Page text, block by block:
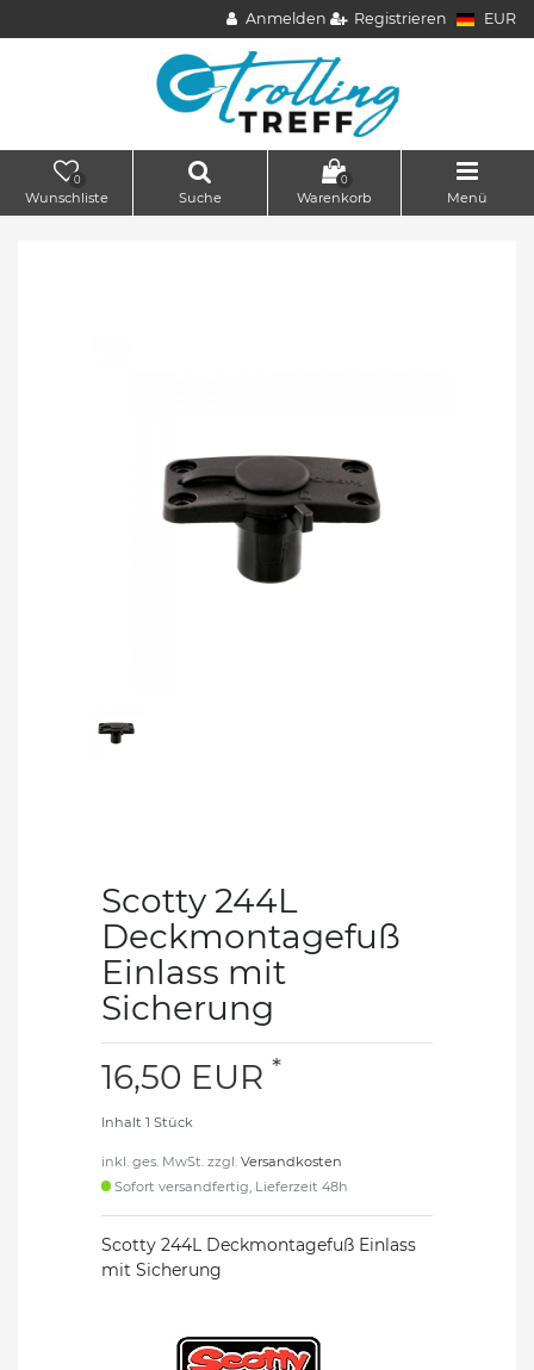
Anmelden Registrieren EUR
0
Wunschliste Suche
0
Warenkorb Menü
Scotty 244L
Deckmontagefuß
Einlass mit
Sicherung
16,50 EUR *
Inhalt 1 Stück
inkl. ges. MwSt. zzgl. Versandkosten
Sofort versandfertig, Lieferzeit 48h
Scotty 244L Deckmontagefuß Einlass
mit Sicherung